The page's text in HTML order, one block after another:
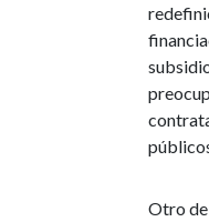
Otro de